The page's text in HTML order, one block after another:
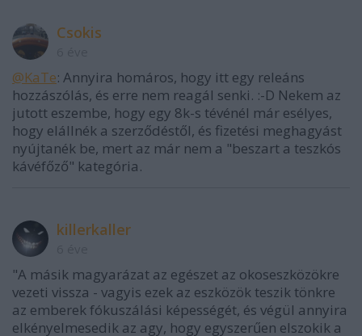
Csokis
@KaTe: Annyira homáros, hogy itt egy releáns
hozzászólás, és erre nem reagál senki. :-D Nekem az
jutott eszembe, hogy egy 8k-s tévénél már esélyes,
hogy elállnék a szerződéstől, és fizetési meghagyást
nyújtanék be, mert az már nem a "beszart a teszkós
kávéfőző" kategória.
killerkaller
"A másik magyarázat az egészet az okoseszközökre
vezeti vissza - vagyis ezek az eszközök teszik tönkre
az emberek fókuszálási képességét, és végül annyira
elkényelmesedik az agy, hogy egyszerűen elszokik a